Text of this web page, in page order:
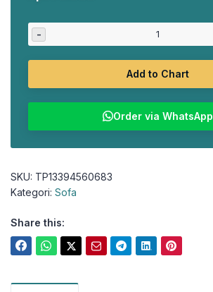
adalah:
Rp875.000.
ini
-
Add to Chart
Order via WhatsApp
SKU: TP13394560683
Kategori: Sofa
Share this: